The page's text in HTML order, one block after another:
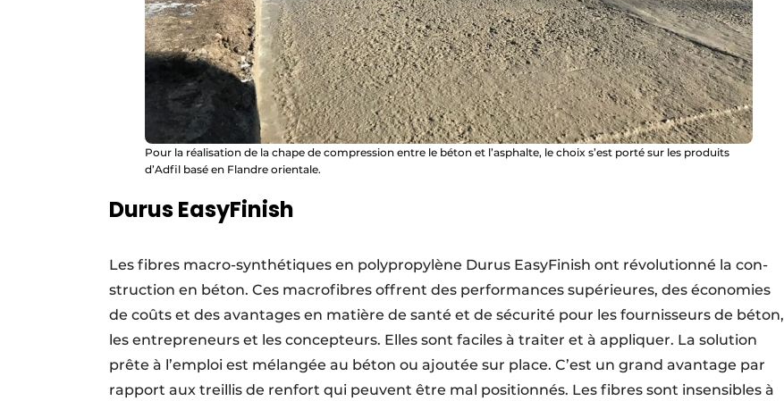
Pour la réalisation de la chape de compression entre le béton et l’asphalte, le choix s’est porté sur les produits
d’Adfil basé en Flandre orientale.
Durus EasyFinish
Les fibres macro-synthétiques en polypropylène Durus EasyFinish ont révolutionné la con­
struction en béton. Ces macrofibres offrent des performances supérieures, des économies
de coûts et des avantages en matière de santé et de sécurité pour les fournisseurs de béton,
les entrepreneurs et les concepteurs. Elles sont faciles à traiter et à appliquer. La solution
prête à l’emploi est mélangée au béton ou ajoutée sur place. C’est un grand avantage par
rapport aux treillis de renfort qui peuvent être mal positionnés. Les fibres sont insensibles à